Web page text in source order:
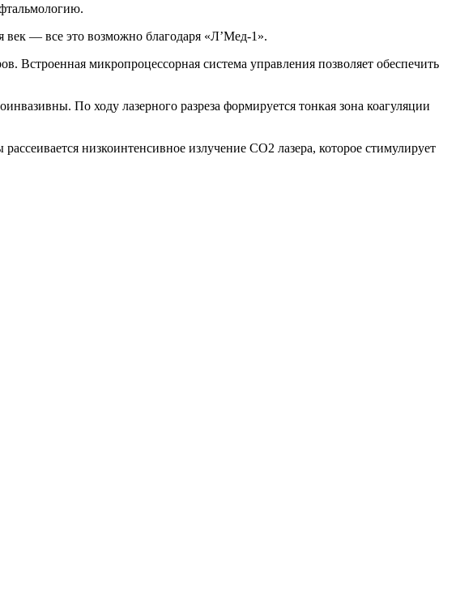
век — все это возможно благодаря «Л’Мед-1».
микропроцессорная система управления позволяет обеспечить
По ходу лазерного разреза формируется тонкая зона коагуляции
низкоинтенсивное излучение СО2 лазера, которое стимулирует